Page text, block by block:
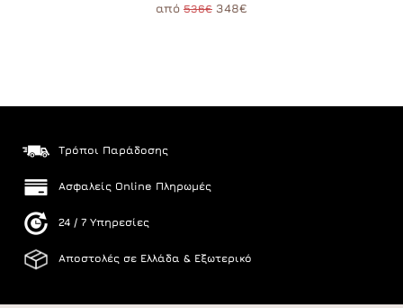
από 536€ 348€
Τρόποι Παράδοσης
Ασφαλείς Online Πληρωμές
24 / 7 Υπηρεσίες
Αποστολές σε Ελλάδα & Εξωτερικό